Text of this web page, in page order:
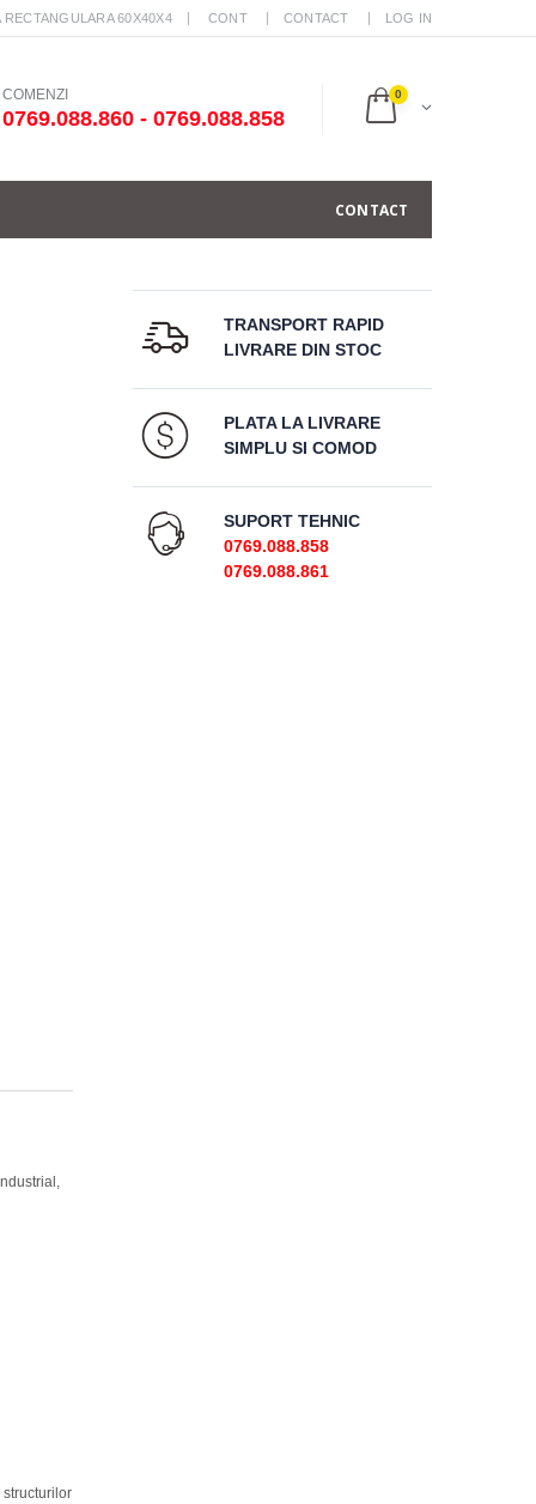
RECTANGULARA 60X40X4 CONT CONTACT LOG IN
COMENZI
0769.088.860 - 0769.088.858
0
CONTACT
TRANSPORT RAPID
LIVRARE DIN STOC
PLATA LA LIVRARE
SIMPLU SI COMOD
SUPORT TEHNIC
0769.088.858
0769.088.861